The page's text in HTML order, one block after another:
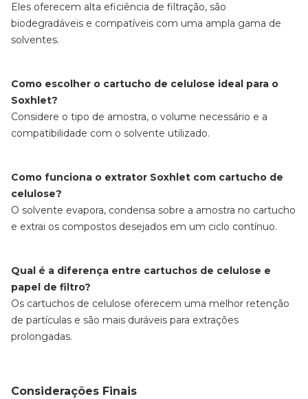
Eles oferecem alta eficiência de filtração, são
biodegradáveis e compatíveis com uma ampla gama de
solventes.
Como escolher o cartucho de celulose ideal para o
Soxhlet?
Considere o tipo de amostra, o volume necessário e a
compatibilidade com o solvente utilizado.
Como funciona o extrator Soxhlet com cartucho de
celulose?
O solvente evapora, condensa sobre a amostra no cartucho
e extrai os compostos desejados em um ciclo contínuo.
Qual é a diferença entre cartuchos de celulose e
papel de filtro?
Os cartuchos de celulose oferecem uma melhor retenção
de partículas e são mais duráveis para extrações
prolongadas.
Considerações Finais